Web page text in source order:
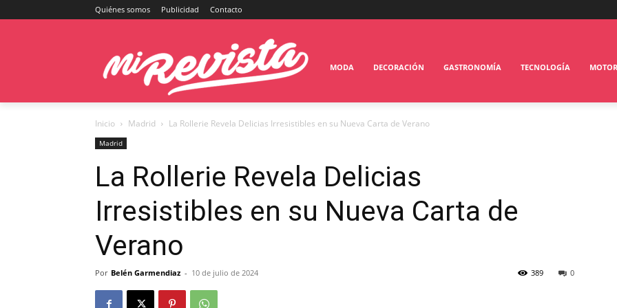
Quiénes somos Publicidad Contacto
MODA DECORACIÓN GASTRONOMÍA TECNOLOGÍA MOTOR
Inicio Madrid La Rollerie Revela Delicias Irresistibles en su Nueva Carta de Verano
Madrid
La Rollerie Revela Delicias
Irresistibles en su Nueva Carta de
Verano
Por Belén Garmendiaz - 10 de julio de 2024 0
389